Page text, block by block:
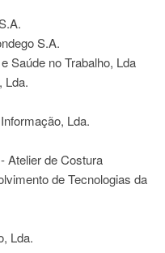
S.A.
Saúde no Trabalho, Lda
Lda.
Lda.
Atelier de Costura
de Tecnologias da
Lda.